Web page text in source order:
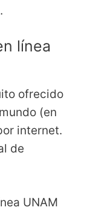
línea
ofrecido
(en
internet.
de